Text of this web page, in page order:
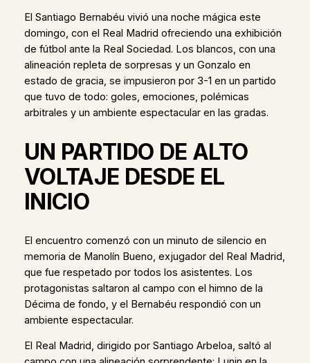
El Santiago Bernabéu vivió una noche mágica este
domingo, con el Real Madrid ofreciendo una exhibición
de fútbol ante la Real Sociedad. Los blancos, con una
alineación repleta de sorpresas y un Gonzalo en
estado de gracia, se impusieron por 3-1 en un partido
que tuvo de todo: goles, emociones, polémicas
arbitrales y un ambiente espectacular en las gradas.
UN PARTIDO DE ALTO
VOLTAJE DESDE EL
INICIO
El encuentro comenzó con un minuto de silencio en
memoria de Manolín Bueno, exjugador del Real Madrid,
que fue respetado por todos los asistentes. Los
protagonistas saltaron al campo con el himno de la
Décima de fondo, y el Bernabéu respondió con un
ambiente espectacular.
El Real Madrid, dirigido por Santiago Arbeloa, saltó al